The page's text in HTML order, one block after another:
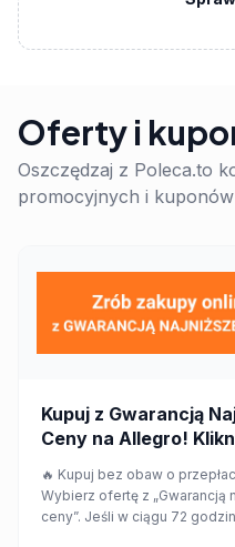
Oferty i
Oszczędzaj z Poleca.to
promocyjnych i
Kupuj z Gwarancją
Ceny na Allegro!
🔥 Kupuj bez obaw o
Wybierz ofertę z „Gwarancją
ceny”. Jeśli w ciągu 72 godzin